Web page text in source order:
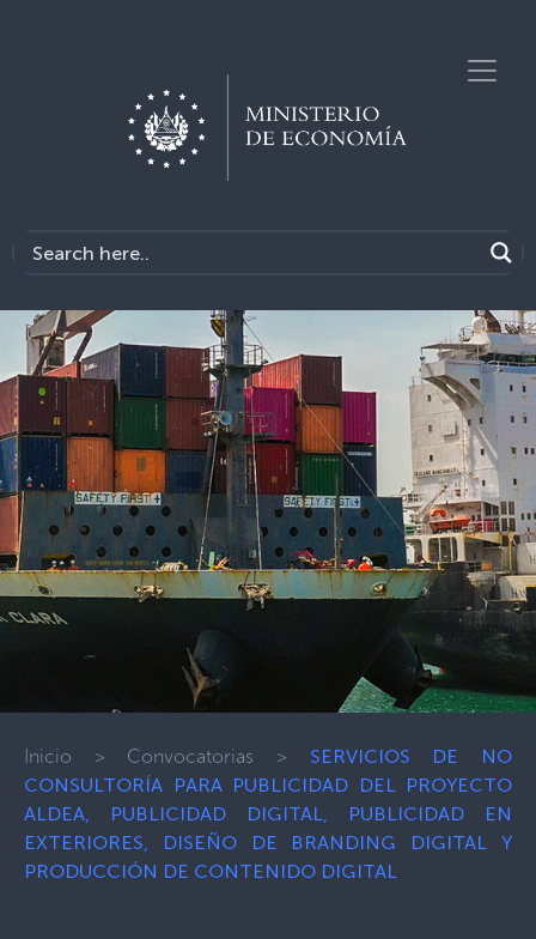
Inicio > Convocatorias > SERVICIOS DE NO
CONSULTORÍA PARA PUBLICIDAD DEL PROYECTO
ALDEA, PUBLICIDAD DIGITAL, PUBLICIDAD EN
EXTERIORES, DISEÑO DE BRANDING DIGITAL Y
PRODUCCIÓN DE CONTENIDO DIGITAL